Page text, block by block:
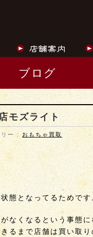
ブログ
モズライト
リー : おもちゃ買取
態となってるためです
なくなるという事態に
るまで店舗は買い取り